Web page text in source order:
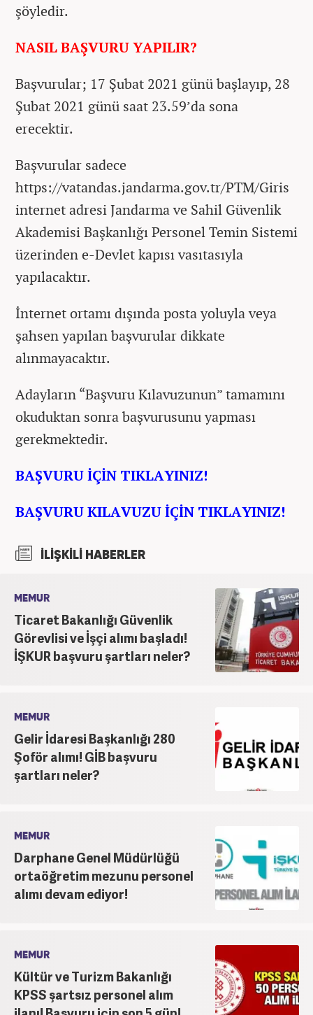
şöyledir.
NASIL BAŞVURU YAPILIR?
Başvurular; 17 Şubat 2021 günü başlayıp, 28
Şubat 2021 günü saat 23.59’da sona
erecektir.
Başvurular sadece
https://vatandas.jandarma.gov.tr/PTM/Giris
internet adresi Jandarma ve Sahil Güvenlik
Akademisi Başkanlığı Personel Temin Sistemi
üzerinden e-Devlet kapısı vasıtasıyla
yapılacaktır.
İnternet ortamı dışında posta yoluyla veya
şahsen yapılan başvurular dikkate
alınmayacaktır.
Adayların “Başvuru Kılavuzunun” tamamını
okuduktan sonra başvurusunu yapması
gerekmektedir.
BAŞVURU İÇİN TIKLAYINIZ!
BAŞVURU KILAVUZU İÇİN TIKLAYINIZ!
İLİŞKİLİ HABERLER
MEMUR
Ticaret Bakanlığı Güvenlik
Görevlisi ve İşçi alımı başladı!
İŞKUR başvuru şartları neler?
MEMUR
Gelir İdaresi Başkanlığı 280
Şoför alımı! GİB başvuru
şartları neler?
MEMUR
Darphane Genel Müdürlüğü
ortaöğretim mezunu personel
alımı devam ediyor!
MEMUR
Kültür ve Turizm Bakanlığı
KPSS şartsız personel alım